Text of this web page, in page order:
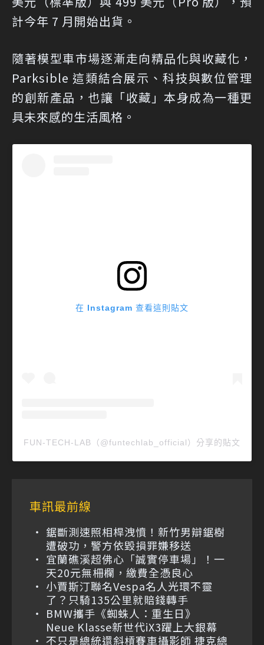
計今年 7 月開始出貨。
隨著模型車市場逐漸走向精品化與收藏化，
Parksible 這類結合展示、科技與數位管理
的創新產品，也讓「收藏」本身成為一種更
具未來感的生活風格。
在 Instagram 查看這則貼文
FUN-TECH-LAB（@funtechlab_official）分享的貼文
車訊最前線
鋸斷測速照相桿洩憤！新竹男辯鋸樹
遭破功，警方依毀損罪嫌移送
宜蘭礁溪超佛心「誠實停車場」！一
天20元無柵欄，繳費全憑良心
小賈斯汀聯名Vespa名人光環不靈
了？只騎135公里就賠錢轉手
BMW攜手《蜘蛛人：重生日》
Neue Klasse新世代iX3躍上大銀幕
不只是總統還斜槓賽車攝影師 捷克總